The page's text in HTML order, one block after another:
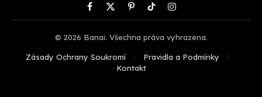
Facebook
X
(Twitter)
PinterestTikTokInstagram
© 2026 Banai. Všechna práva vyhrazena.
Zásady Ochrany Soukromí
Pravidla a Podmínky
Kontakt